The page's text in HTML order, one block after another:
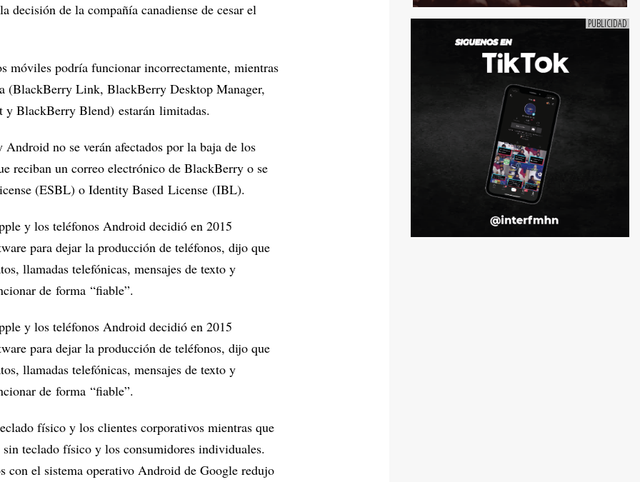
decisión de la compañía canadiense de cesar el
móviles podría funcionar incorrectamente, mientras
(BlackBerry Link, BlackBerry Desktop Manager,
BlackBerry Blend) estarán limitadas.
no se verán afectados por la baja de los
reciban un correo electrónico de BlackBerry o se
(ESBL) o Identity Based License (IBL).
y los teléfonos Android decidió en 2015
para dejar la producción de teléfonos, dijo que
llamadas telefónicas, mensajes de texto y
de forma “fiable”.
y los teléfonos Android decidió en 2015
para dejar la producción de teléfonos, dijo que
llamadas telefónicas, mensajes de texto y
de forma “fiable”.
físico y los clientes corporativos mientras que
teclado físico y los consumidores individuales.
con el sistema operativo Android de Google redujo